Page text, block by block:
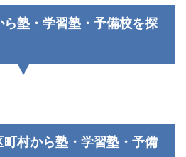
塾・学習塾・予備校を探
村から塾・学習塾・予備